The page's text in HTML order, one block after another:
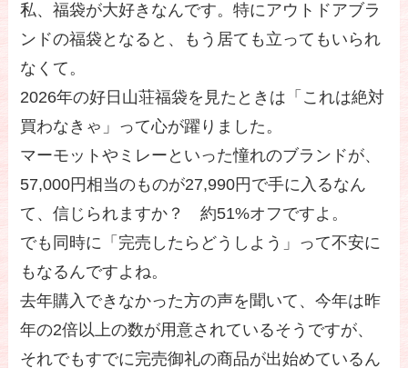
私、福袋が大好きなんです。特にアウトドアブラ
ンドの福袋となると、もう居ても立ってもいられ
なくて。
2026年の好日山荘福袋を見たときは「これは絶対
買わなきゃ」って心が躍りました。
マーモットやミレーといった憧れのブランドが、
57,000円相当のものが27,990円で手に入るなん
て、信じられますか？ 約51%オフですよ。
でも同時に「完売したらどうしよう」って不安に
もなるんですよね。
去年購入できなかった方の声を聞いて、今年は昨
年の2倍以上の数が用意されているそうですが、
それでもすでに完売御礼の商品が出始めているん